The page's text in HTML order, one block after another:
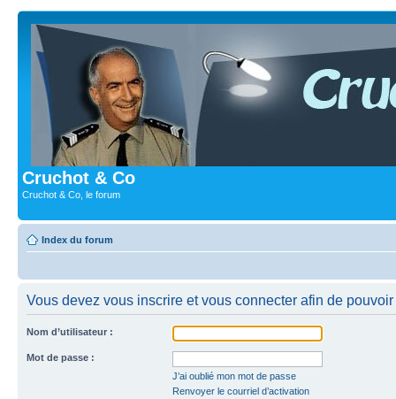
Cruchot & Co
Cruchot & Co, le forum
Index du forum
Vous devez vous inscrire et vous connecter afin de
Nom d’utilisateur :
Mot de passe :
J’ai oublié mon mot de passe
Renvoyer le courriel d’activation